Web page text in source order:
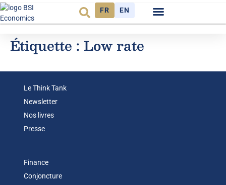
FR EN
Étiquette : Low rate
Le Think Tank
Newsletter
Nos livres
Presse
Finance
Conjoncture